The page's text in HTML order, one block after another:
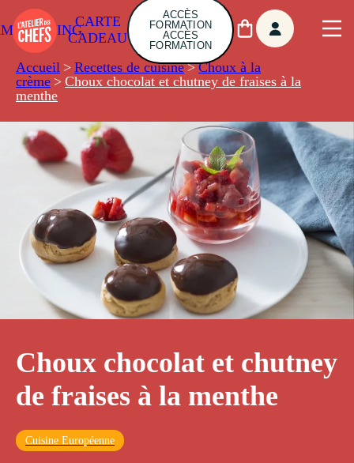
CARTE
CADEAU
ACCÈS
FORMATION
ACCÈS
FORMATION
Accueil > Recettes de cuisine > Choux à la
crème > Choux chocolat et chutney de fraises à la
menthe
Choux chocolat et chutney
de fraises à la menthe
Cuisine Européenne